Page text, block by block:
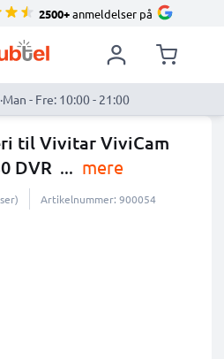
2500+anmeldelser på
·Man - Fre: 10:00 - 21:00
til Vivitar ViviCam
DVR ... mere
Artikelnummer: 900054